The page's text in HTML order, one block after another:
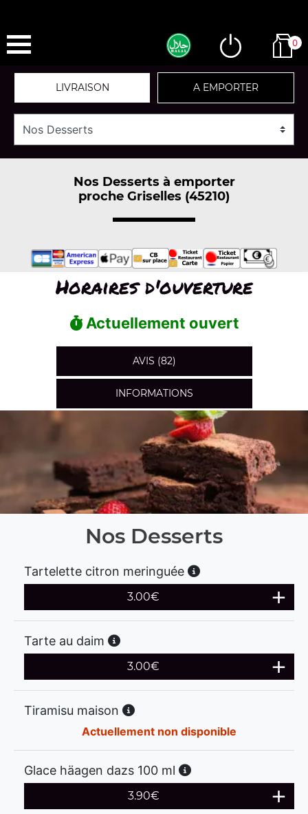
0
LIVRAISON A EMPORTER
Nos Desserts à emporter
proche Griselles (45210)
Horaires d'ouverture
Actuellement ouvert
AVIS (82)
INFORMATIONS
Nos Desserts
Tartelette citron meringuée
3.00€
Tarte au daim
3.00€
Tiramisu maison
Actuellement non disponible
Glace häagen dazs 100 ml
3.90€